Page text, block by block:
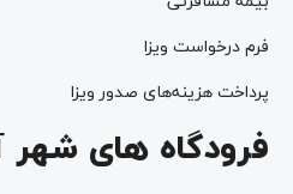
فرم درخواست ویزا
پرداخت هزینه‌های صدور ویزا
فرودگاه‌ های شهر